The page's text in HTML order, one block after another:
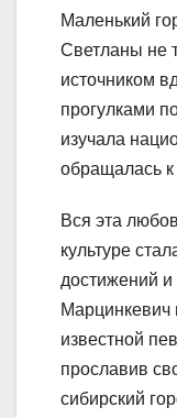
Маленький
Светланы не
источником
прогулками
изучала
обращалась к
Вся эта
культуре
достижений
Марцинкевич
известной
прославив
сибирский